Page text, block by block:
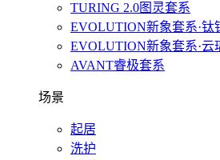
TURING 2.0图灵套系
EVOLUTION新象套系·钛
EVOLUTION新象套系·云
AVANT睿极套系
场景
起居
洗护